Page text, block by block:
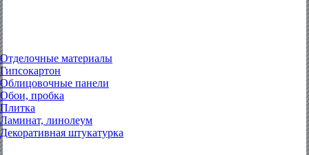
Отделочные материалы
Гипсокартон
Облицовочные панели
Обои, пробка
Плитка
Ламинат, линолеум
Декоративная штукатурка